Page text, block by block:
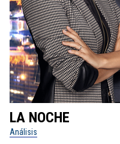
LA NOCHE
Análisis